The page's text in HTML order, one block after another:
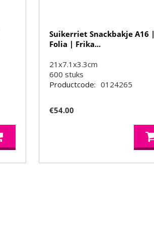
Suikerriet Snackbakje A16 |
Folia | Frika...
21x7.1x3.3cm
600stuks
Productcode: 0124265
€54.00